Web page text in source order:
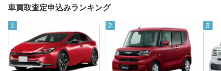
車買取査定申込みランキング